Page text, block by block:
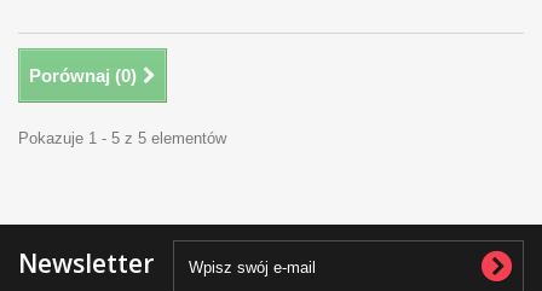
Porównaj (0)
Pokazuje 1 - 5 z 5 elementów
Newsletter